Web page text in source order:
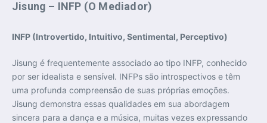
Jisung – INFP (O Mediador)
INFP (Introvertido, Intuitivo, Sentimental, Perceptivo)
Jisung é frequentemente associado ao tipo INFP, conhecido
por ser idealista e sensível. INFPs são introspectivos e têm
uma profunda compreensão de suas próprias emoções.
Jisung demonstra essas qualidades em sua abordagem
sincera para a dança e a música, muitas vezes expressando